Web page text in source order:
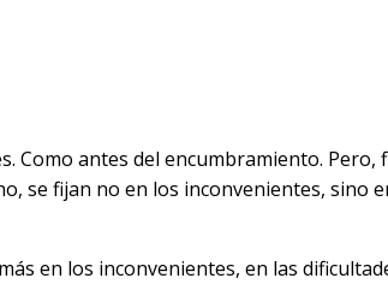
Como antes del encumbramiento.
se fijan no en los inconvenientes, sino
en los inconvenientes, en las